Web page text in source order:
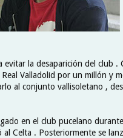
evitar la desaparición del club
Valladolid por un millón y
al conjunto vallisoletano ,
en el club pucelano
Celta . Posteriormente se